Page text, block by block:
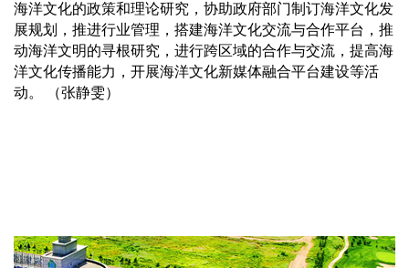
海洋文化的政策和理论研究，协助政府部门制订海洋文化发
展规划，推进行业管理，搭建海洋文化交流与合作平台，推
动海洋文明的寻根研究，进行跨区域的合作与交流，提高海
洋文化传播能力，开展海洋文化新媒体融合平台建设等活
动。 （张静雯）